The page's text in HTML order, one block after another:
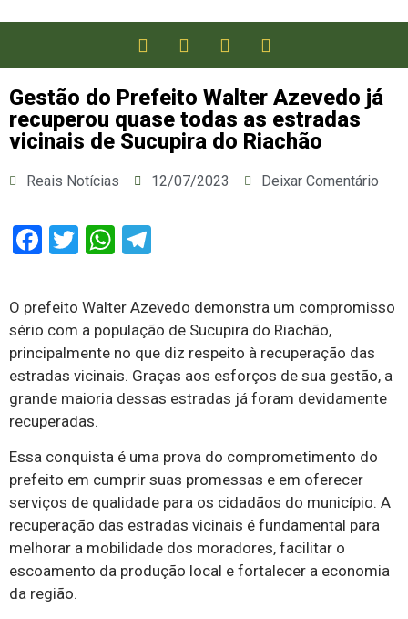
Gestão do Prefeito Walter Azevedo já
recuperou quase todas as estradas
vicinais de Sucupira do Riachão
Reais Notícias 12/07/2023 Deixar Comentário
Facebook
TwitterWhatsApp
O prefeito Walter Azevedo demonstra um compromisso
sério com a população de Sucupira do Riachão,
principalmente no que diz respeito à recuperação das
estradas vicinais. Graças aos esforços de sua gestão, a
grande maioria dessas estradas já foram devidamente
recuperadas.
Essa conquista é uma prova do comprometimento do
prefeito em cumprir suas promessas e em oferecer
serviços de qualidade para os cidadãos do município. A
recuperação das estradas vicinais é fundamental para
melhorar a mobilidade dos moradores, facilitar o
escoamento da produção local e fortalecer a economia
da região.